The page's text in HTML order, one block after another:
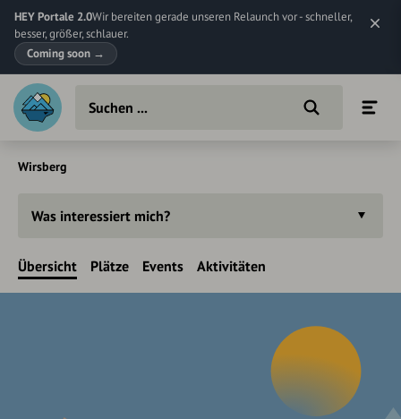
HEY Portale 2.0Wir bereiten gerade unseren Relaunch vor - schneller,
besser, größer, schlauer.
Coming soon →
Wirsberg
Was interessiert mich?
Übersicht Plätze Events Aktivitäten